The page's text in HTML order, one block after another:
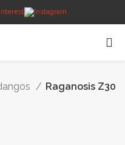
Raganosis Z30